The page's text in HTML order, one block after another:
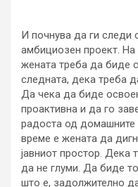
И почнува да ги следи
амбициозен проект.
жената треба да биде
следната, дека треба
Да чека да биде
проактивна и да го
радоста од домашните
време е жената да
јавниот простор. Дека
да не глуми. Да биде
што е, задолжително